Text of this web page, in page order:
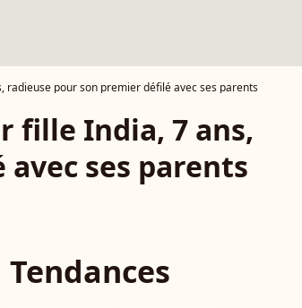
radieuse pour son premier défilé avec ses parents
fille India, 7 ans,
ses parents
Tendances